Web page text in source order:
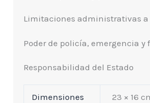
Limitaciones administrativas a
Poder de policía, emergencia y
Responsabilidad del Estado
Dimensiones 23 × 16